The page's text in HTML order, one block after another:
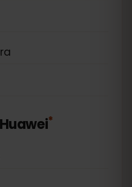
Huawei*